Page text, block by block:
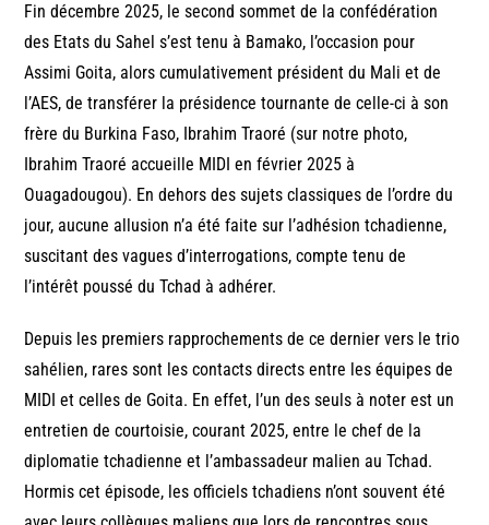
Fin décembre 2025, le second sommet de la confédération
des Etats du Sahel s’est tenu à Bamako, l’occasion pour
Assimi Goita, alors cumulativement président du Mali et de
l’AES, de transférer la présidence tournante de celle-ci à son
frère du Burkina Faso, Ibrahim Traoré (sur notre photo,
Ibrahim Traoré accueille MIDI en février 2025 à
Ouagadougou). En dehors des sujets classiques de l’ordre du
jour, aucune allusion n’a été faite sur l’adhésion tchadienne,
suscitant des vagues d’interrogations, compte tenu de
l’intérêt poussé du Tchad à adhérer.
Depuis les premiers rapprochements de ce dernier vers le trio
sahélien, rares sont les contacts directs entre les équipes de
MIDI et celles de Goita. En effet, l’un des seuls à noter est un
entretien de courtoisie, courant 2025, entre le chef de la
diplomatie tchadienne et l’ambassadeur malien au Tchad.
Hormis cet épisode, les officiels tchadiens n’ont souvent été